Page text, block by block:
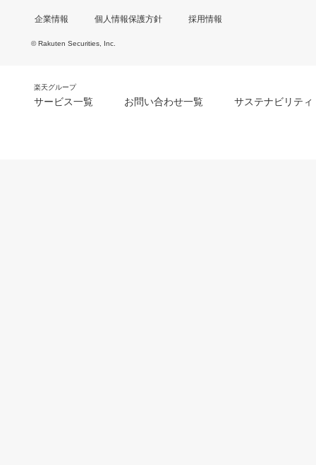
企業情報 個人情報保護方針 採用情報
© Rakuten Securities, Inc.
楽天グループ
サービス一覧 お問い合わせ一覧 サステナビリティ